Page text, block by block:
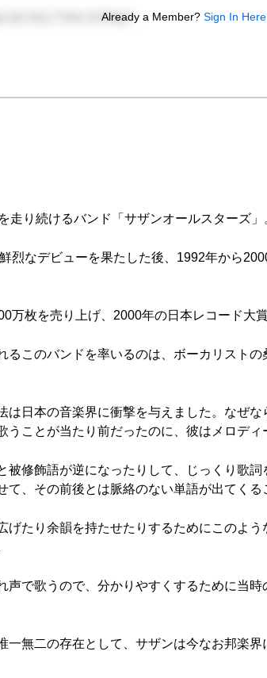
Already a Member? Sign In Here
り続けるバンド「サザンオールスターズ」
烈なデビューを果たした後、1992年から
万枚を売り上げ、2000年の日本レコード大
るこのバンドを率いるのは、ボーカリスト
は日本の音楽界に衝撃を与えました。なぜ
ことが当たり前だったのに、彼はメロディ
被修飾語が逆になったりして、じっくり歌
て、その前後とは脈絡のない単語が出てく
げたり余韻を持たせたりするためにこのよ
声で歌うので、分かりやすくするために当
無二の存在として、サザンは今なお邦楽界